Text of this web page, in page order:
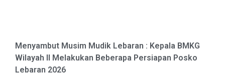
Menyambut Musim Mudik Lebaran : Kepala BMKG
Wilayah II Melakukan Beberapa Persiapan Posko
Lebaran 2026